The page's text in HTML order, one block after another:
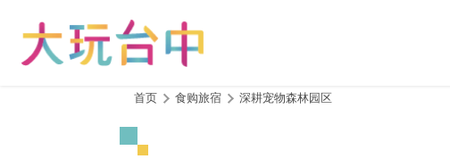
首页 食购旅宿 深耕宠物森林园区